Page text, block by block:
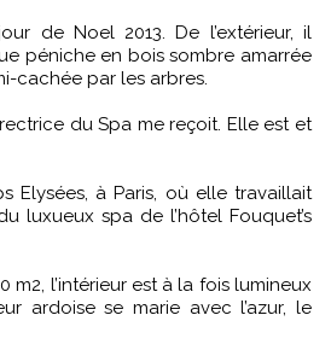
de Noel 2013. De l’extérieur, il
péniche en bois sombre amarrée
cachée par les arbres.
du Spa me reçoit. Elle est et
Elysées, à Paris, où elle travaillait
luxueux spa de l’hôtel Fouquet’s
m2, l’intérieur est à la fois lumineux
ardoise se marie avec l’azur, le